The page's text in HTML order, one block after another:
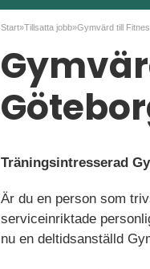
Start»Tillsatta jobb»Gymvärd till
Träningsintresserad
Är du en person som
serviceinriktade
nu en deltidsanställd